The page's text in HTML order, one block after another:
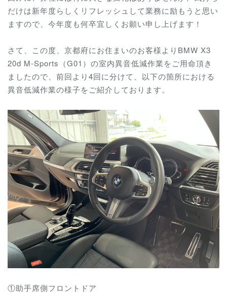
だけは新年度らしくリフレッシュして業務に励もうと思い
ますので、今年度も何卒宜しくお願い申し上げます！
さて、この度、京都府にお住まいのお客様よりBMW X3
20d M-Sports（G01）の室内異音低減作業をご用命頂き
ましたので、前回より4回に分けて、以下の箇所における
異音低減作業の様子をご紹介しております。
①助手席側フロントドア